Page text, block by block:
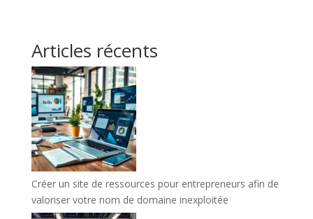
Articles récents
Créer un site de ressources pour entrepreneurs afin de
valoriser votre nom de domaine inexploitée